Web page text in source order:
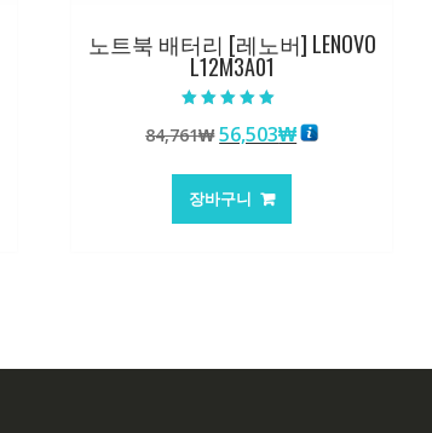
노트북 배터리 [레노버] LENOVO
L12M3A01
5.00
로 평가됨
84,761₩ 원
가
격:
56,503₩현
장바구니